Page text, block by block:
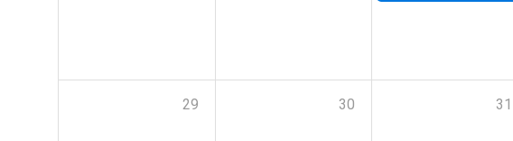
29 30 31